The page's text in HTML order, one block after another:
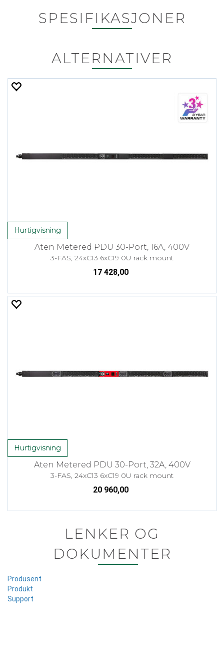
SPESIFIKASJONER
ALTERNATIVER
Hurtigvisning
Aten Metered PDU 30-Port, 16A, 400V
3-FAS, 24xC13 6xC19 0U rack mount
17 428,00
Hurtigvisning
Aten Metered PDU 30-Port, 32A, 400V
3-FAS, 24xC13 6xC19 0U rack mount
20 960,00
LENKER OG
DOKUMENTER
Produsent
Produkt
Support